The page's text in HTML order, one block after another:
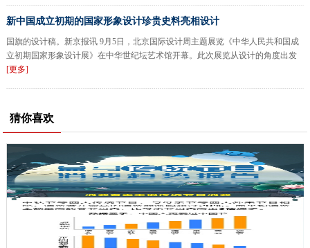
新中国成立初期的国家形象设计珍贵史料亮相设计
国旗的设计稿。新京报讯 9月5日，北京国际设计周主题展览《中华人民共和国成
立初期国家形象设计展》在中华世纪坛艺术馆开幕。此次展览从设计的角度出发
[更多]
猜你喜欢